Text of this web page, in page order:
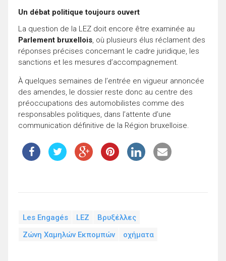
Un débat politique toujours ouvert
La question de la LEZ doit encore être examinée au
Parlement bruxellois, où plusieurs élus réclament des
réponses précises concernant le cadre juridique, les
sanctions et les mesures d’accompagnement.
À quelques semaines de l’entrée en vigueur annoncée
des amendes, le dossier reste donc au centre des
préoccupations des automobilistes comme des
responsables politiques, dans l’attente d’une
communication définitive de la Région bruxelloise.
Les Engagés LEZ
Βρυξέλλες
Ζώνη Χαμηλών Εκπομπών
οχήματα